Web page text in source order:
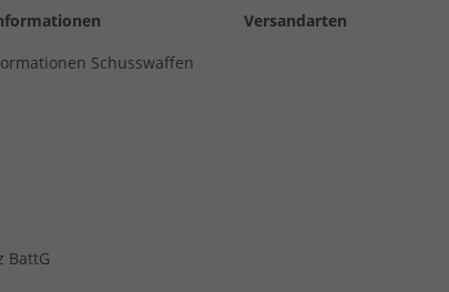
Schusswaffen
BattG
Versandarten